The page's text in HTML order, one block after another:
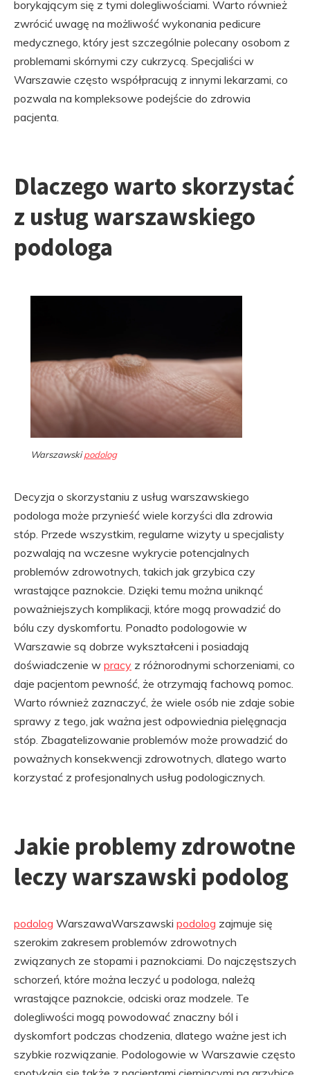
borykającym się z tymi dolegliwościami. Warto również
zwrócić uwagę na możliwość wykonania pedicure
medycznego, który jest szczególnie polecany osobom z
problemami skórnymi czy cukrzycą. Specjaliści w
Warszawie często współpracują z innymi lekarzami, co
pozwala na kompleksowe podejście do zdrowia
pacjenta.
Dlaczego warto skorzystać
z usług warszawskiego
podologa
Warszawskipodolog
Decyzja o skorzystaniu z usług warszawskiego
podologa może przynieść wiele korzyści dla zdrowia
stóp. Przede wszystkim, regularne wizyty u specjalisty
pozwalają na wczesne wykrycie potencjalnych
problemów zdrowotnych, takich jak grzybica czy
wrastające paznokcie. Dzięki temu można uniknąć
poważniejszych komplikacji, które mogą prowadzić do
bólu czy dyskomfortu. Ponadto podologowie w
Warszawie są dobrze wykształceni i posiadają
doświadczenie w pracy z różnorodnymi schorzeniami, co
daje pacjentom pewność, że otrzymają fachową pomoc.
Warto również zaznaczyć, że wiele osób nie zdaje sobie
sprawy z tego, jak ważna jest odpowiednia pielęgnacja
stóp. Zbagatelizowanie problemów może prowadzić do
poważnych konsekwencji zdrowotnych, dlatego warto
korzystać z profesjonalnych usług podologicznych.
Jakie problemy zdrowotne
leczy warszawski podolog
podolog WarszawaWarszawski podolog zajmuje się
szerokim zakresem problemów zdrowotnych
związanych ze stopami i paznokciami. Do najczęstszych
schorzeń, które można leczyć u podologa, należą
wrastające paznokcie, odciski oraz modzele. Te
dolegliwości mogą powodować znaczny ból i
dyskomfort podczas chodzenia, dlatego ważne jest ich
szybkie rozwiązanie. Podologowie w Warszawie często